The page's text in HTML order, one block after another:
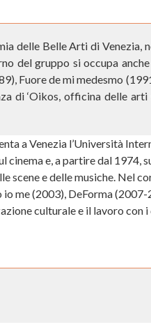
delle Belle Arti di Venezia,
del gruppo si occupa
Fuore de mi medesmo
‘Oikos, officina delle arti
a Venezia l’Università
e, a partire dal 1974,
e delle musiche. Nel
me (2003), DeForma
culturale e il lavoro con